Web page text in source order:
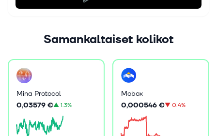
Samankaltaiset kolikot
Mina Protocol
0,03579 €▲1.3%
Mobox
0,000546 €▼0.4%